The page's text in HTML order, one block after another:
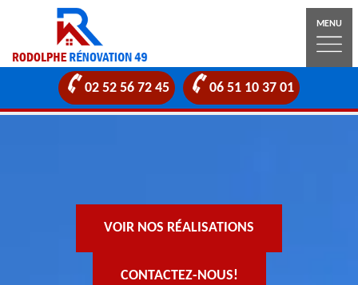
MENU
02 52 56 72 45 06 51 10 37 01
VOIR NOS RÉALISATIONS
CONTACTEZ-NOUS!